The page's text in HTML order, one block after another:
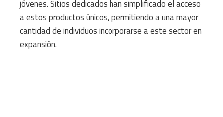
jóvenes. Sitios dedicados han simplificado el acceso
a estos productos únicos, permitiendo a una mayor
cantidad de individuos incorporarse a este sector en
expansión.